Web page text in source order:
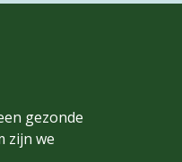
gezonde
zijn we